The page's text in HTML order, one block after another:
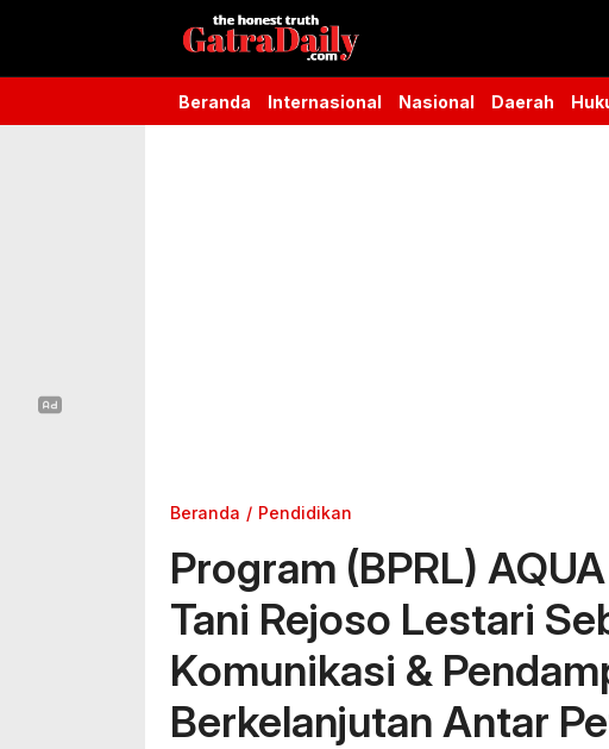
Gatra Daily
the honest truth
Beranda Internasional Nasional Daerah
Beranda Pendidikan
Program (BPRL)
Tani Rejoso Lestari
Komunikasi &
Berkelanjutan Antar